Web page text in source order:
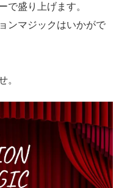
で盛り上げます。
ンマジックはいかがで
。